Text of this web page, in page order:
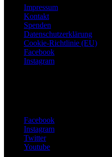
Impressum
Kontakt
Spenden
Datenschutzerklärung
Cookie-Richtlinie (EU)
Facebook
Instagram
Facebook
Instagram
Twitter
Youtube